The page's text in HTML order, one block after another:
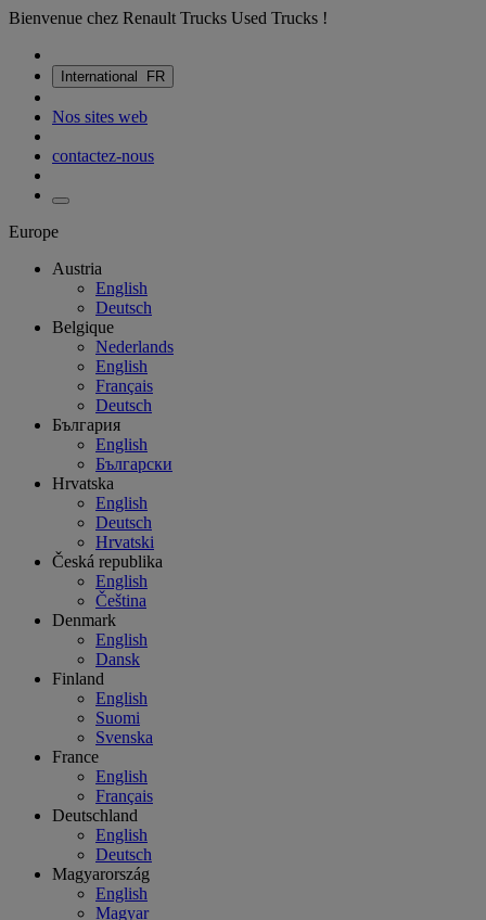
Bienvenue chez Renault Trucks Used Trucks !
International FR
Nos sites web
contactez-nous
Europe
Austria
English
Deutsch
Belgique
Nederlands
English
Français
Deutsch
България
English
Български
Hrvatska
English
Deutsch
Hrvatski
Česká republika
English
Čeština
Denmark
English
Dansk
Finland
English
Suomi
Svenska
France
English
Français
Deutschland
English
Deutsch
Magyarország
English
Magyar